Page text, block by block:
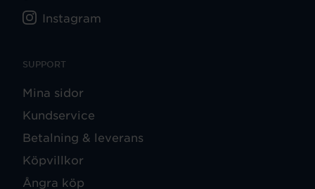
SUPPORT
Mina sidor
Kundservice
Betalning & leverans
Köpvillkor
Ångra köp
Instagram